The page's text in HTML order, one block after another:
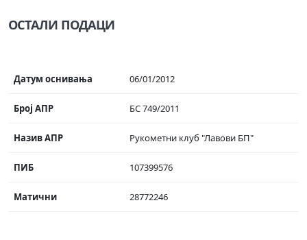
ОСТАЛИ ПОДАЦИ
Датум оснивања 06/01/2012
Број АПР БС 749/2011
Назив АПР Рукометни клуб "Лавови БП"
ПИБ 107399576
Матични 28772246